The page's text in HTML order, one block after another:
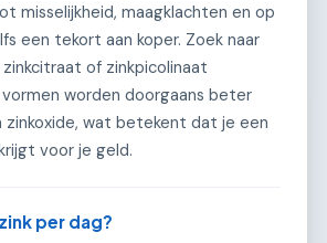
misselijkheid, maagklachten en op
een tekort aan koper. Zoek naar
zinkcitraat of zinkpicolinaat
worden doorgaans beter
zinkoxide, wat betekent dat je een
voor je geld.
per dag?